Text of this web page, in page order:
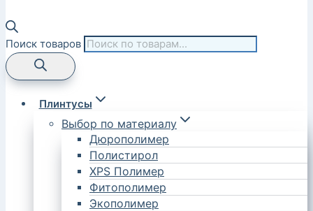
Поиск товаров
Плинтусы
Выбор по материалу
Дюрополимер
Полистирол
XPS Полимер
Фитополимер
Экополимер